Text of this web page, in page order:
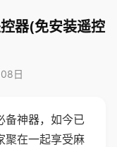
器(免安装遥控
日
备神器，如今已
聚在一起享受麻